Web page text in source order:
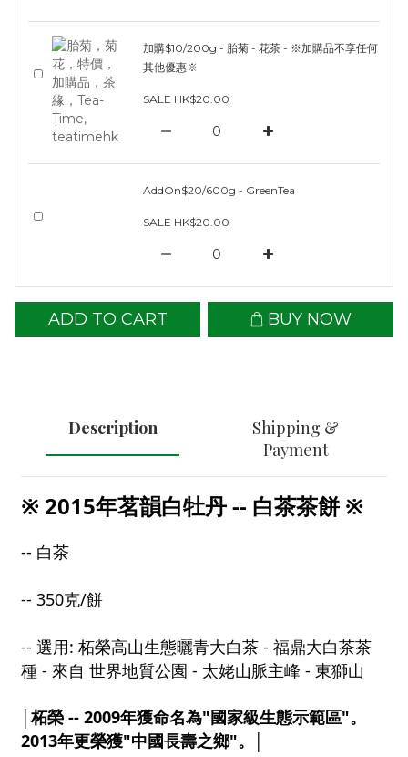
加購$10/200g - 胎菊 - 花茶 - ※加購品不享任何
其他優惠※
SALE HK$20.00
AddOn$20/600g - GreenTea
SALE HK$20.00
ADD TO CART BUY NOW
Description
Shipping &
Payment
※ 2015年茗韻白牡丹 -- 白茶茶餅 ※
-- 白茶
-- 350克/餅
-- 選用: 柘榮高山生態曬青大白茶 - 福鼎大白茶茶
種 - 來自 世界地質公園 - 太姥山脈主峰 - 東獅山
│柘榮 -- 2009年獲命名為"國家級生態示範區"。
2013年更榮獲"中國長壽之鄉"。│